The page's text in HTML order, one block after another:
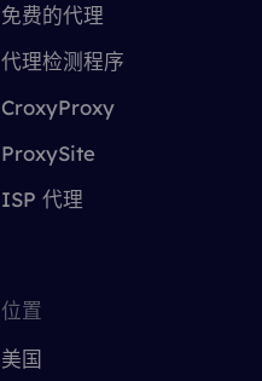
免费的代理
代理检测程序
CroxyProxy
ProxySite
ISP 代理
位置
美国